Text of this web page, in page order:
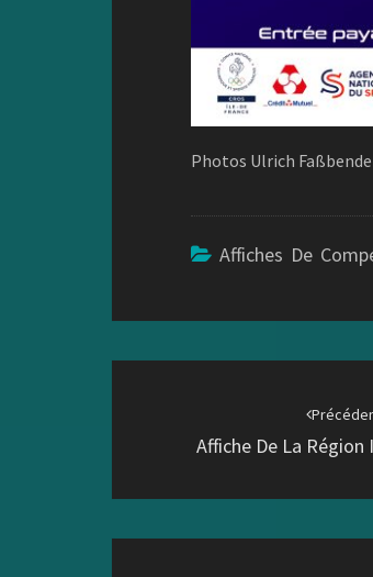
Photos Ulrich
Affiches De
Affiche De La